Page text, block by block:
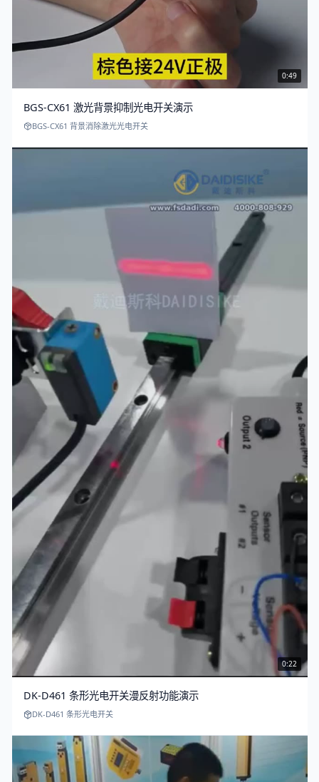
0:49
BGS-CX61 激光背景抑制光电开关演示
BGS-CX61 背景消除激光光电开关
0:22
DK-D461 条形光电开关漫反射功能演示
DK-D461 条形光电开关